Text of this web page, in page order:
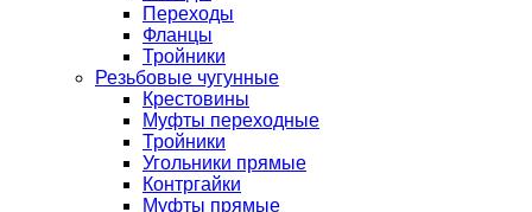
Переходы
Фланцы
Тройники
Резьбовые чугунные
Крестовины
Муфты переходные
Тройники
Угольники прямые
Контргайки
Муфты прямые